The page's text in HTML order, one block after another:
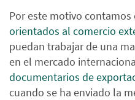
Por este motivo contamos
orientados al comercio
puedan trabajar de una
en el mercado
documentarios de
cuando se ha enviado la